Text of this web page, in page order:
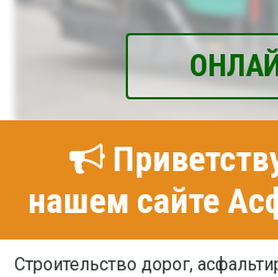
нашем сайте
Строительство дорог,